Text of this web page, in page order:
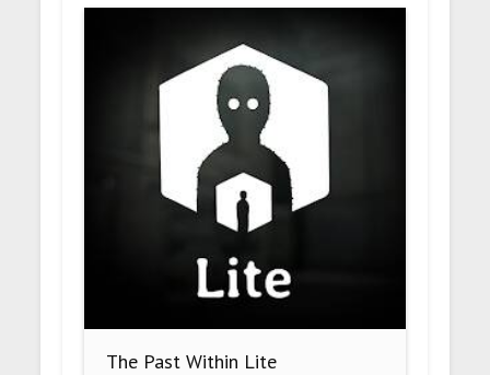
The Past Within Lite